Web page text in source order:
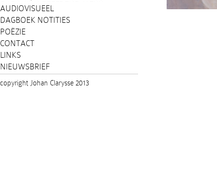
AUDIOVISUEEL
DAGBOEK NOTITIES
POËZIE
CONTACT
LINKS
NIEUWSBRIEF
copyright Johan Clarysse 2013